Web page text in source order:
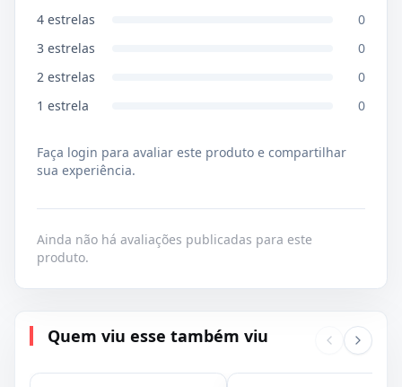
4 estrelas
0
3 estrelas
0
2 estrelas
0
1 estrela 0
Faça login para avaliar este produto e compartilhar
sua experiência.
Ainda não há avaliações publicadas para este
produto.
Quem viu esse também viu